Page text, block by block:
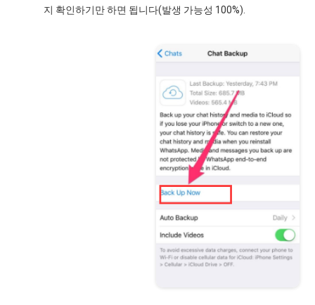
지 확인하기만 하면 됩니다(발생 가능성 100%).